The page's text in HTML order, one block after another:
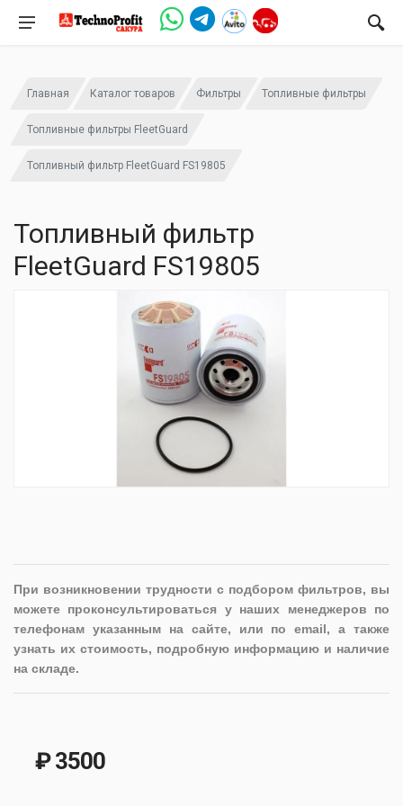
Главная Каталог товаров Фильтры Топливные фильтры
Топливные фильтры FleetGuard
Топливный фильтр FleetGuard FS19805
Топливный фильтр
FleetGuard FS19805
При возникновении трудности с подбором фильтров, вы
можете проконсультироваться у наших менеджеров по
телефонам указанным на сайте, или по email, а также
узнать их стоимость, подробную информацию и наличие
на складе.
₽ 3500